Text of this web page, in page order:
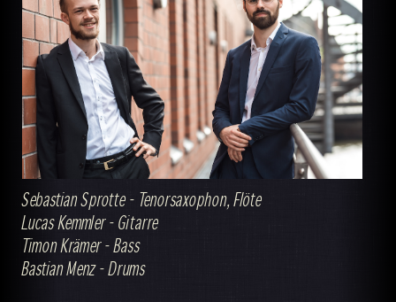
Sebastian Sprotte - Tenorsaxophon, Flöte
Lucas Kemmler - Gitarre
Timon Krämer - Bass
Bastian Menz - Drums